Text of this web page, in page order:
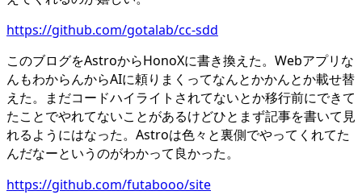
https://github.com/gotalab/cc-sdd
このブログをAstroからHonoXに書き換えた。Webアプリな
んもわからんからAIに頼りまくってなんとかかんとか載せ替
えた。まだコードハイライトされてないとか移行前にできて
たことでやれてないことがあるけどひとまず記事を書いて見
れるようにはなった。Astroは色々と裏側でやってくれてた
んだなーというのがわかって良かった。
https://github.com/futabooo/site